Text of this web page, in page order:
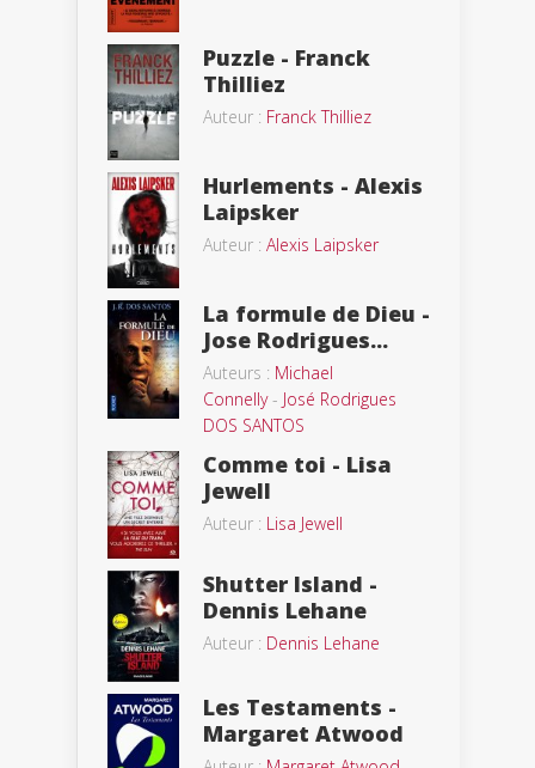
Puzzle - Franck
Thilliez
Auteur : Franck Thilliez
Hurlements - Alexis
Laipsker
Auteur : Alexis Laipsker
La formule de Dieu -
Jose Rodrigues...
Auteurs : Michael
Connelly- José Rodrigues
DOS SANTOS
Comme toi - Lisa
Jewell
Auteur : Lisa Jewell
Shutter Island -
Dennis Lehane
Auteur : Dennis Lehane
Les Testaments -
Margaret Atwood